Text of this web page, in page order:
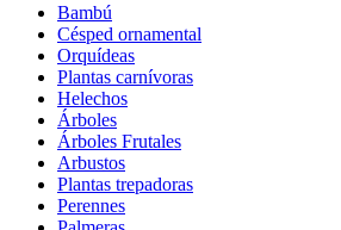
Bambú
Césped ornamental
Orquídeas
Plantas carnívoras
Helechos
Árboles
Árboles Frutales
Arbustos
Plantas trepadoras
Perennes